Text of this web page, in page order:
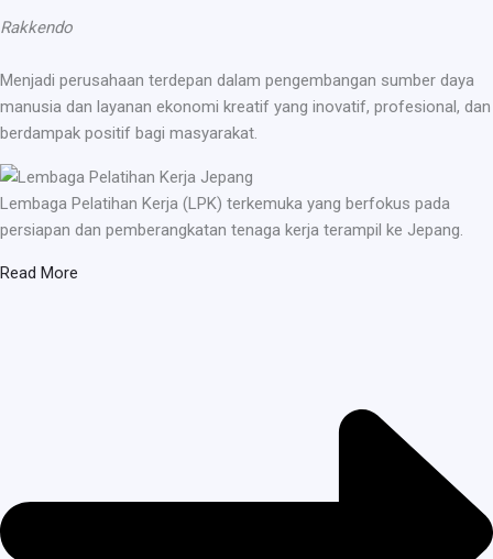
Rakkendo
Menjadi perusahaan terdepan dalam pengembangan sumber daya
manusia dan layanan ekonomi kreatif yang inovatif, profesional, dan
berdampak positif bagi masyarakat.
Lembaga Pelatihan Kerja (LPK) terkemuka yang berfokus pada
persiapan dan pemberangkatan tenaga kerja terampil ke Jepang.
Read More